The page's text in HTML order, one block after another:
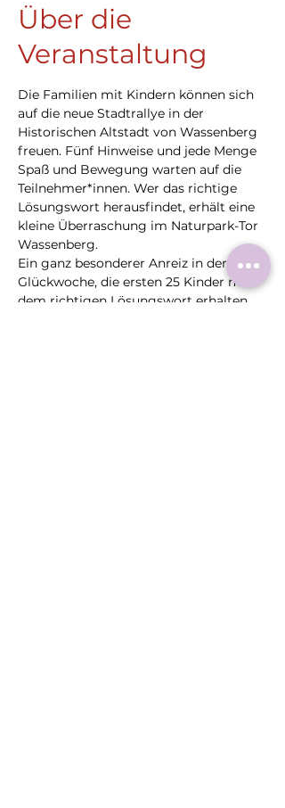
Über die
Veranstaltung
Die Familien mit Kindern können sich
auf die neue Stadtrallye in der
Historischen Altstadt von Wassenberg
freuen. Fünf Hinweise und jede Menge
Spaß und Bewegung warten auf die
Teilnehmer*innen. Wer das richtige
Lösungswort herausfindet, erhält eine
kleine Überraschung im Naturpark-Tor
Wassenberg.
Ein ganz besonderer Anreiz in der
Glückwoche, die ersten 25 Kinder mit
dem richtigen Lösungswort erhalten